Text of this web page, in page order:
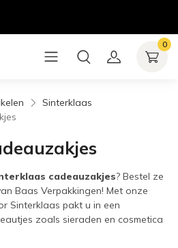
0
Sinterklaas
cadeauzakjes? Bestel ze
Baas Verpakkingen! Met onze
Sinterklaas pakt u in een
zoals sieraden en cosmetica